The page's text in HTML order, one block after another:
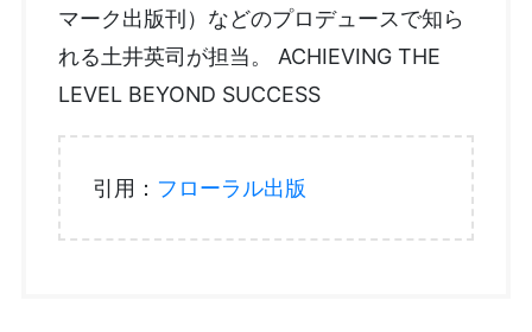
マーク出版刊）などのプロデュースで知ら
れる土井英司が担当。 ACHIEVING THE
LEVEL BEYOND SUCCESS
引用： フローラル出版